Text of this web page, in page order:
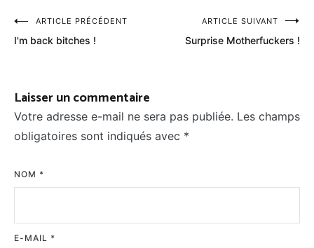
Navigation
de
ARTICLE PRÉCÉDENT
I'm back bitches !
ARTICLE SUIVANT
Surprise Motherfuckers !
Laisser un commentaire
Votre adresse e-mail ne sera pas publiée. Les champs
obligatoires sont indiqués avec *
NOM *
E-MAIL *